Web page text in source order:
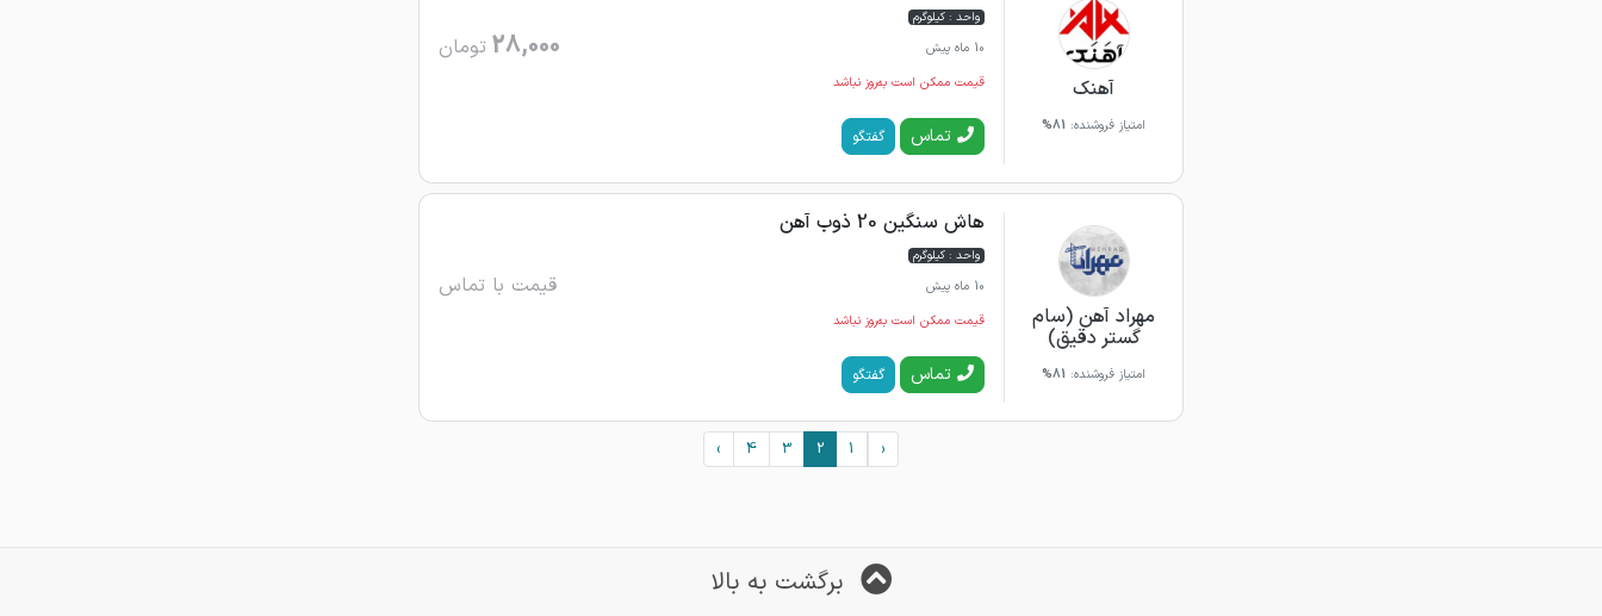
آهنک
امتیاز فروشنده: 81%
واحد : کیلوگرم
10 ماه پیش
28,000 تومان
قیمت ممکن است به‌روز نباشد
تماس گفتگو
مهراد آهن (سام
گستر دقیق)
امتیاز فروشنده: 81%
هاش سنگین 20 ذوب آهن
واحد : کیلوگرم
10 ماه پیش
قیمت با تماس
قیمت ممکن است به‌روز نباشد
تماس گفتگو
‹
1
2
3
4
›
برگشت به بالا